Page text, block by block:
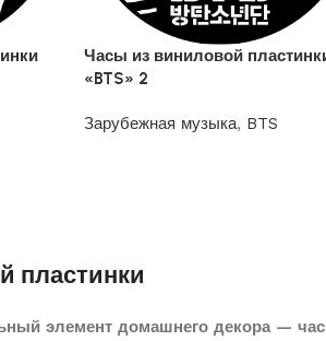
Часы из виниловой
«BTS» 2
Зарубежная музыка, BTS
пластинки
элемент домашнего декора —